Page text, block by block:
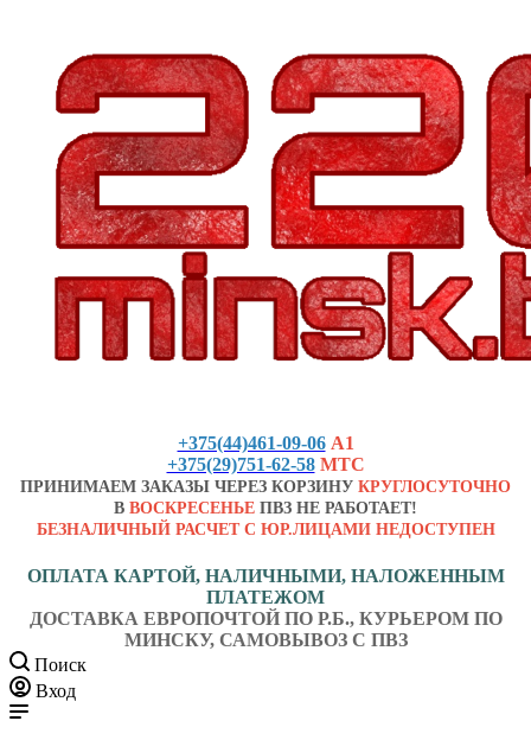
+375(44)461-09-06 А1
+375(29)751-62-58 МТС
ПРИНИМАЕМ ЗАКАЗЫ ЧЕРЕЗ КОРЗИНУ КРУГЛОСУТОЧНО
В ВОСКРЕСЕНЬЕ ПВЗ НЕ РАБОТАЕТ!
БЕЗНАЛИЧНЫЙ РАСЧЕТ С ЮР.ЛИЦАМИ НЕДОСТУПЕН
ОПЛАТА КАРТОЙ, НАЛИЧНЫМИ, НАЛОЖЕННЫМ
ПЛАТЕЖОМ
ДОСТАВКА ЕВРОПОЧТОЙ ПО Р.Б., КУРЬЕРОМ ПО
МИНСКУ, САМОВЫВОЗ С ПВЗ
Поиск
Вход